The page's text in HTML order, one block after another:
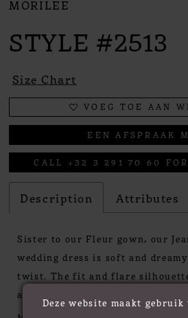
MORILEE
STYLE #2513
Size Chart
VOEG TOE AAN
EEN AFSPRAAK
CALL +32 3 291 70 60
Description Attributes
Sister to our Fleur gown, our
wedding dress is soft and
twist. The fit and flare
and the low illusion back is a
seductive. The delicate
Deze website maakt gebruik